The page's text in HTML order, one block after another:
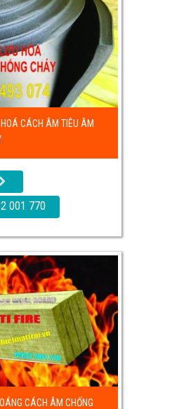
CÁCH ÂM TIÊU ÂM
001 770
CÁCH ÂM CHỐNG